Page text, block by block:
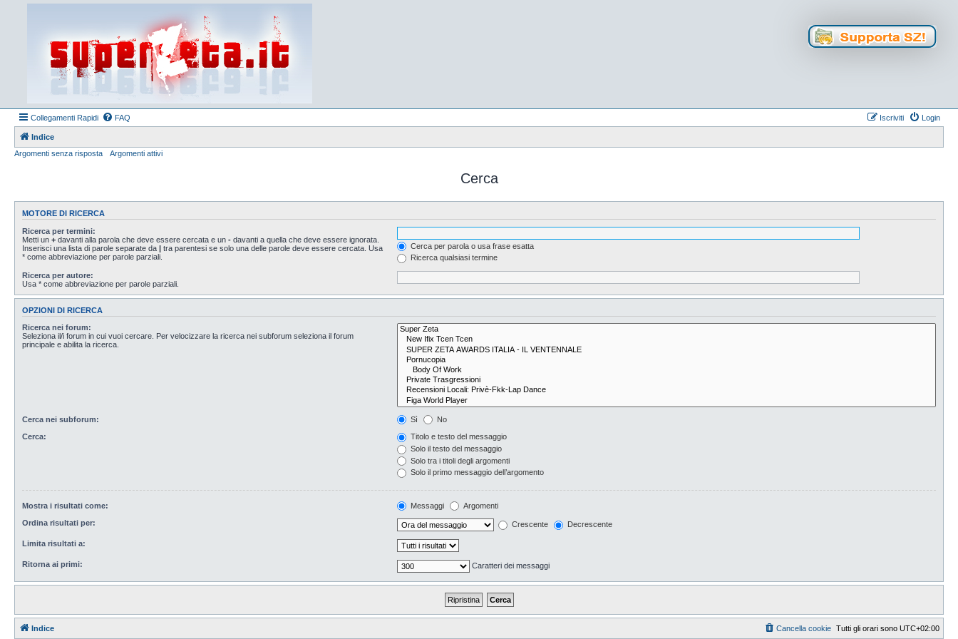
Collegamenti Rapidi FAQ Login
Iscriviti
Indice
Argomenti senza risposta
Argomenti attivi
Cerca
MOTORE DI RICERCA
Ricerca per termini:
Metti un + davanti alla parola che deve essere cercata e un - davanti a quella che deve essere ignorata.
Inserisci una lista di parole separate da | tra parentesi se solo una delle parole deve essere cercata. Usa
* come abbreviazione per parole parziali.
Cerca per parola o usa frase esatta
Ricerca qualsiasi termine
Ricerca per autore:
Usa * come abbreviazione per parole parziali.
OPZIONI DI RICERCA
Ricerca nei forum:
Seleziona il/i forum in cui vuoi cercare. Per velocizzare la ricerca nei subforum seleziona il forum
principale e abilita la ricerca.
Cerca nei subforum: Sì No
Cerca:
Titolo e testo del messaggio
Solo il testo del messaggio
Solo tra i titoli degli argomenti
Solo il primo messaggio dell’argomento
Mostra i risultati come: Messaggi Argomenti
Ordina risultati per: Crescente Decrescente
Limita risultati a:
Ritorna ai primi: Caratteri dei messaggi
Indice Tutti gli orari sono UTC+02:00
Cancella cookie